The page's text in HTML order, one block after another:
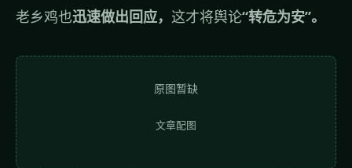
老乡鸡也迅速做出回应， 这才将舆论“转危为安”。
原图暂缺
文章配图